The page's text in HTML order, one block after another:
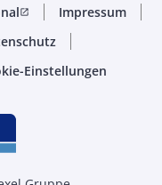
open_in_new
Impressum
Einstellungen